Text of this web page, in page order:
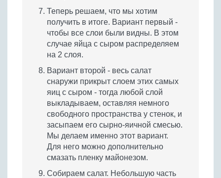
Теперь решаем, что мы хотим
получить в итоге. Вариант первый -
чтобы все слои были видны. В этом
случае яйца с сыром распределяем
на 2 слоя.
Вариант второй - весь салат
снаружи прикрыт слоем этих самых
яиц с сыром - тогда любой слой
выкладываем, оставляя немного
свободного пространства у стенок, и
засыпаем его сырно-яичной смесью.
Мы делаем именно этот вариант.
Для него можно дополнительно
смазать пленку майонезом.
Собираем салат. Небольшую часть